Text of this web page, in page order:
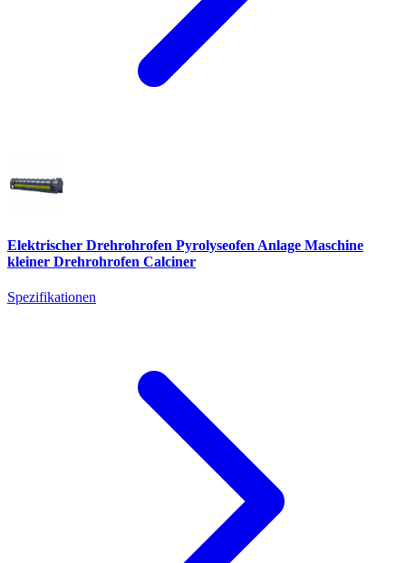
Elektrischer Drehrohrofen Pyrolyseofen Anlage Maschine
kleiner Drehrohrofen Calciner
Spezifikationen